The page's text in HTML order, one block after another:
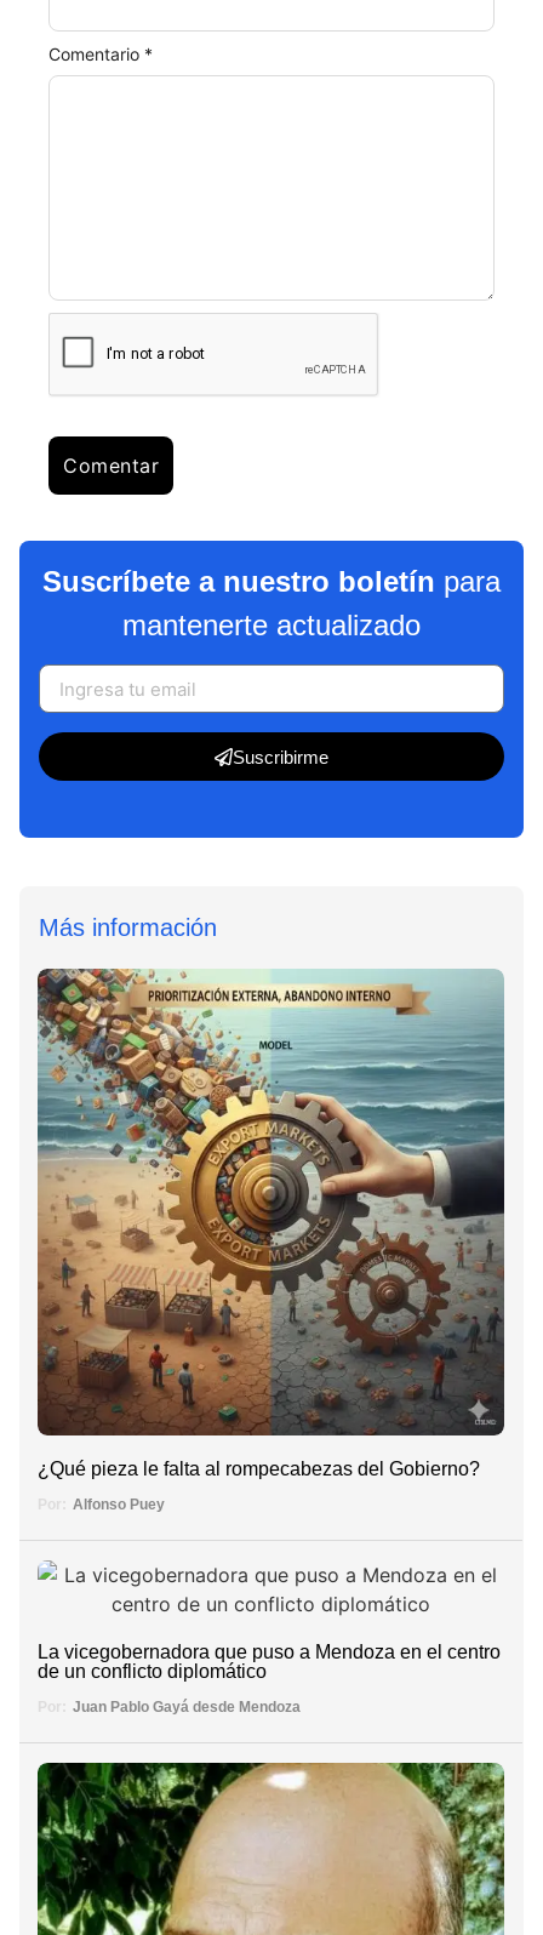
Comentario *
Suscríbete a nuestro boletín para
mantenerte actualizado
Suscribirme
Más información
¿Qué pieza le falta al rompecabezas del Gobierno?
Por: Alfonso Puey
La vicegobernadora que puso a Mendoza en el centro
de un conflicto diplomático
Por: Juan Pablo Gayá desde Mendoza